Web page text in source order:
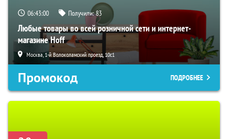
06:42:59 Получили:83
Любые товары во всей розничной сети и интернет-
магазине Hoff
Москва, 1-й Волоколамский проезд, 10с1
Промокод ПОДРОБНЕЕ